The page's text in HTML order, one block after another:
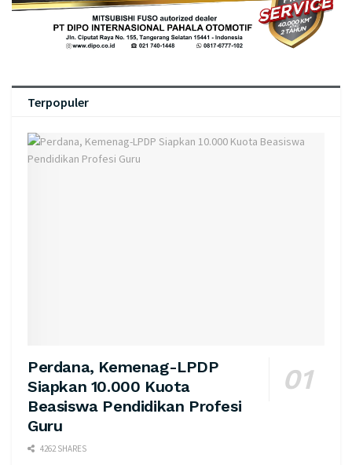
Terpopuler
Perdana, Kemenag-LPDP
Siapkan 10.000 Kuota
Beasiswa Pendidikan Profesi
Guru
4262 SHARES